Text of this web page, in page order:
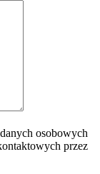
osobowych
przez